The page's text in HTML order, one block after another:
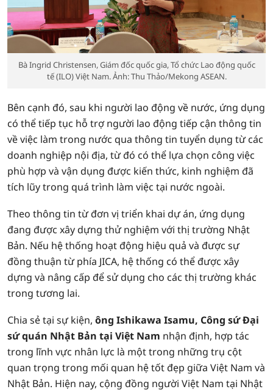
Bà Ingrid Christensen, Giám đốc quốc gia, Tổ chức Lao động quốc
tế (ILO) Việt Nam. Ảnh: Thu Thảo/Mekong ASEAN.
Bên cạnh đó, sau khi người lao động về nước, ứng dụng
có thể tiếp tục hỗ trợ người lao động tiếp cận thông tin
về việc làm trong nước qua thông tin tuyển dụng từ các
doanh nghiệp nội địa, từ đó có thể lựa chọn công việc
phù hợp và vận dụng được kiến thức, kinh nghiệm đã
tích lũy trong quá trình làm việc tại nước ngoài.
Theo thông tin từ đơn vị triển khai dự án, ứng dụng
đang được xây dựng thử nghiệm với thị trường Nhật
Bản. Nếu hệ thống hoạt động hiệu quả và được sự
đồng thuận từ phía JICA, hệ thống có thể được xây
dựng và nâng cấp để sử dụng cho các thị trường khác
trong tương lai.
Chia sẻ tại sự kiện, ông Ishikawa Isamu, Công sứ Đại
sứ quán Nhật Bản tại Việt Nam nhận định, hợp tác
trong lĩnh vực nhân lực là một trong những trụ cột
quan trọng trong mối quan hệ tốt đẹp giữa Việt Nam và
Nhật Bản. Hiện nay, cộng đồng người Việt Nam tại Nhật